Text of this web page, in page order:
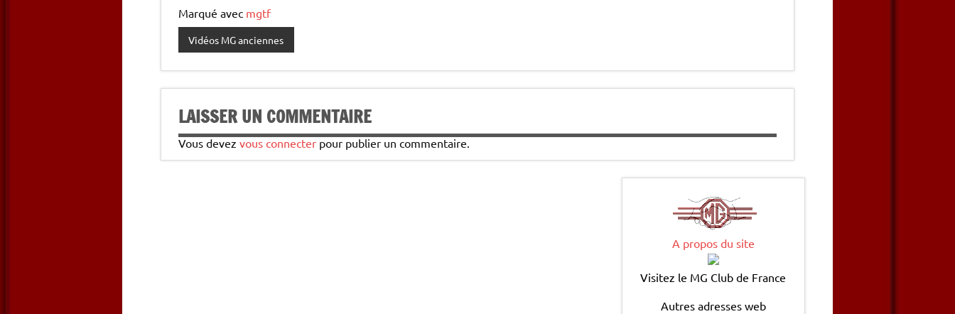
Marqué avec mgtf
Vidéos MG anciennes
LAISSER UN COMMENTAIRE
Vous devez vous connecter pour publier un commentaire.
A propos du site
Visitez le MG Club de France
Autres adresses web